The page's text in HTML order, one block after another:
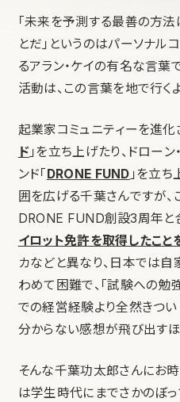
「未来を予測する最善の方法
とだ」というのはパーソナル
るアラン・ケイの有名な言葉
活動は、この言葉を地で行く
起業家コミュニティーを進化
ド 」を立ち上げたり、ドロー
ンド「 DRONE FUND 」を立
囲を広げる千葉さんですが
DRONE FUND創設3周年と
イロット免許を取得したこと
カなどと異なり、日本では
わめて困難で、「試験への勉
での経営経験より全然きつい
分からない感想が飛び出すほ
そんな千葉功太郎さんにお
は学生時代にまでさかのぼっ